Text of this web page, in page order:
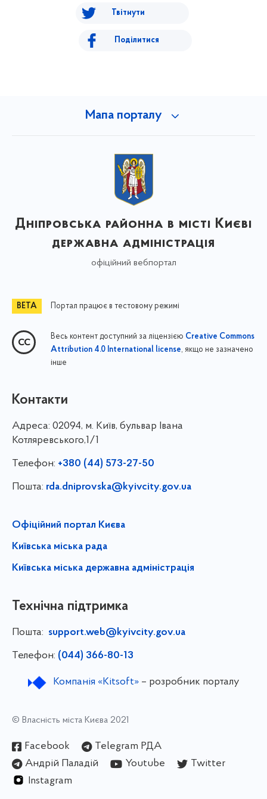
Твітнути
Поділитися
Мапа порталу
Дніпровська районна в місті Києві
державна адміністрація
офіційний вебпортал
Портал працює в тестовому режимі
Весь контент доступний за ліцензією Creative Commons
Attribution 4.0 International license, якщо не зазначено
інше
Контакти
Адреса: 02094, м. Київ, бульвар Івана
Котляревського,1/1
Телефон: +380 (44) 573-27-50
Пошта: rda.dniprovska@kyivcity.gov.ua
Офіційний портал Києва
Київська міська рада
Київська міська державна адміністрація
Технічна підтримка
Пошта: support.web@kyivcity.gov.ua
Телефон: (044) 366-80-13
Компанія «Kitsoft»– розробник порталу
© Власність міста Києва 2021
Facebook
Telegram РДА
Андрій Паладій
Youtube
Twitter
Instagram